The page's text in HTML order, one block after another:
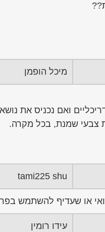
מיכל הופמן
ואם נכניס את
צבעי שמנת, בכל מקרה.
tami225 shu
או שעדיף להשתמש
עידו רומין